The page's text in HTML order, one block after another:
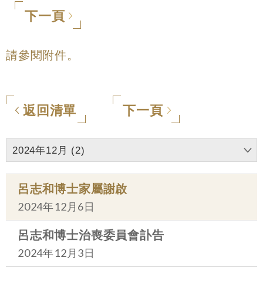
下一頁
請參閱附件。
返回清單 下一頁
2024年12月 (2)
呂志和博士家屬謝啟
2024年12月6日
呂志和博士治喪委員會訃告
2024年12月3日